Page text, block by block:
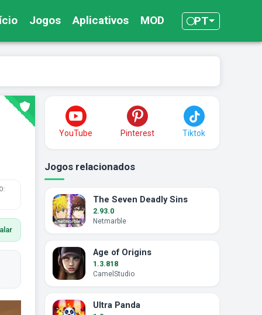
Jogos Aplicativos MOD PT
YouTube Pinterest Tiktok
Jogos relacionados
The Seven Deadly Sins
2.93.0
Netmarble
Age of Origins
1.3.818
CamelStudio
Ultra Panda